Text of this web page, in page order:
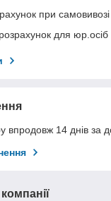
при
розрахунок для
впродовж 14 днів за